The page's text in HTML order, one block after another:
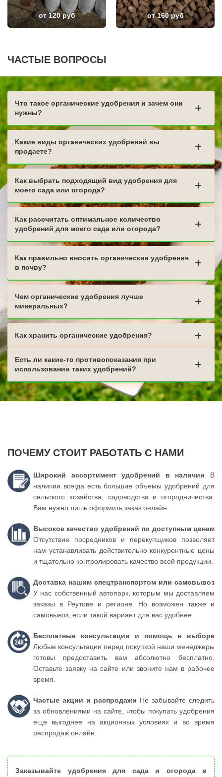
ДЕРБЕНТ
АНГАРСК
СТЕРЛИТАМАК
ГРЯЗИ
БАТАЙСК
РЫБИНСК
СЛАВЯНСК НА КУБАНИ
ТУЙМАЗЫ
МУРОМ
СЫЗРАНЬ
ПУШКИН
ВСЕВОЛОЖСК
АРЗАМАС
АРМАВИР
СЛАНЦЫ
ПЛАСТ
ВЕЛИКИЙ УСТЮГ
НИКОЛЬСК
ЛЕНИНСК-КУЗНЕЦКИЙ
НАЗАРОВО
СЕРДОБСК
КРАСНЫЙ СУЛИН
КРОНШТАДТ
РТИЩЕВО
КАМЫШЛОВ
ГЛИНКА
БОГОРОДИЦК
от 120 руб от 160 руб
ЧАСТЫЕ ВОПРОСЫ
Что такое органические удобрения и зачем они
нужны?
Какие виды органических удобрений вы
продаете?
Как выбрать подходящий вид удобрения для
моего сада или огорода?
Как рассчитать оптимальное количество
удобрений для моего сада или огорода?
Как правильно вносить органические удобрения
в почву?
Чем органические удобрения лучше
минеральных?
Как хранить органические удобрения?
Есть ли какие-то противопоказания при
использовании таких удобрений?
ПОЧЕМУ СТОИТ РАБОТАТЬ С НАМИ
Широкий ассортимент удобрений в наличии В
наличии всегда есть большие объемы удобрений для
сельского хозяйства, садоводства и огородничества.
Вам нужно лишь оформить заказ онлайн.
Высокое качество удобрений по доступным ценам
Отсутствие посредников и перекупщиков позволяет
нам устанавливать действительно конкурентные цены
и тщательно контролировать качество всей продукции.
Доставка нашим спецтранспортом или самовывоз
У нас собственный автопарк, которым мы доставляем
заказы в Реутове и регионе. Но возможен также и
самовывоз, если такой вариант для вас удобнее.
Бесплатные консультации и помощь в выборе
Любые консультации перед покупкой наши менеджеры
готовы предоставить вам абсолютно бесплатно.
Оставьте заявку на сайте или звоните нам в рабочее
время.
Частые акции и распродажи Не забывайте следить
за обновлениями на сайте, чтобы покупать удобрения
еще выгоднее на акционных условиях и во время
распродаж онлайн.
Заказывайте удобрения для сада и огорода в